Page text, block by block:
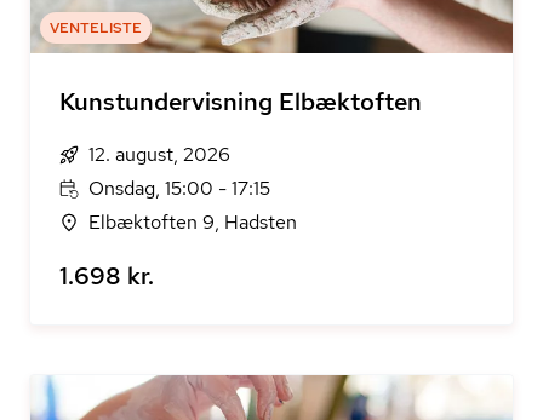
VENTELISTE
Kunstundervisning Elbæktoften
12. august, 2026
Onsdag, 15:00 - 17:15
Elbæktoften 9, Hadsten
1.698 kr.